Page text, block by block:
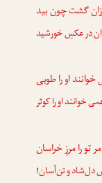
گشت چون بید
درعکسِ خورشید
او را طوبی
خوانند او را کوثر
تو را مرزِ خراسان
دل‌شاد و تن‌آسان!